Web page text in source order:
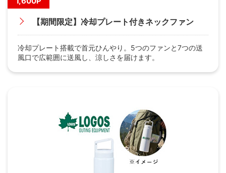
【期間限定】冷却プレート付きネックファン
冷却プレート搭載で首元ひんやり。5つのファンと7つの送
風口で広範囲に送風し、涼しさを届けます。